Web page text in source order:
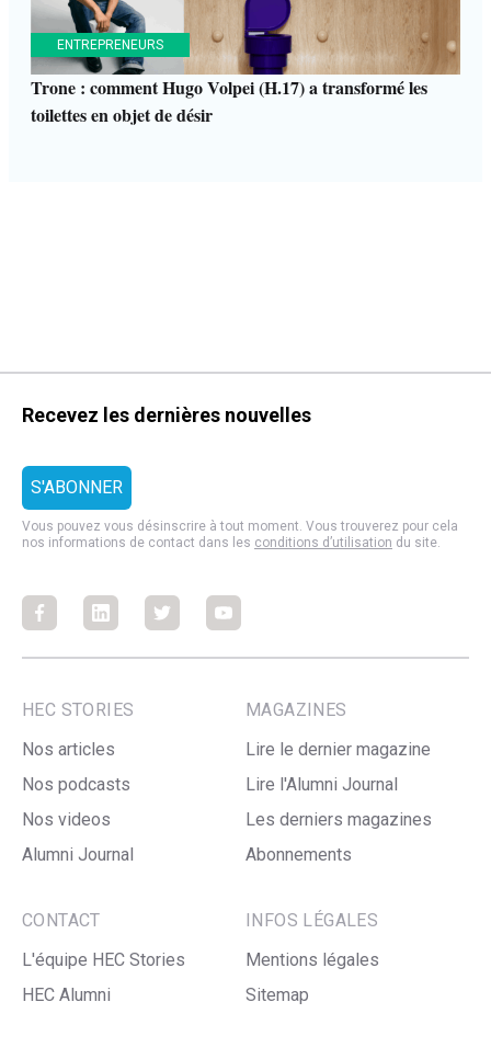
ENTREPRENEURS
Trone : comment Hugo Volpei (H.17) a transformé les
toilettes en objet de désir
Recevez les dernières nouvelles
Vous pouvez vous désinscrire à tout moment. Vous trouverez pour cela
nos informations de contact dans les conditions d’utilisation du site.
FacebookFacebookFacebookFacebook
HEC STORIES
Nos articles
Nos podcasts
Nos videos
Alumni Journal
MAGAZINES
Lire le dernier magazine
Lire l'Alumni Journal
Les derniers magazines
Abonnements
CONTACT
L'équipe HEC Stories
HEC Alumni
INFOS LÉGALES
Mentions légales
Sitemap